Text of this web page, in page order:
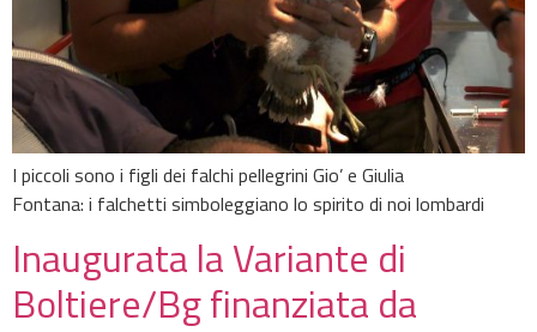
I piccoli sono i figli dei falchi pellegrini Gio’ e Giulia
Fontana: i falchetti simboleggiano lo spirito di noi lombardi
Inaugurata la Variante di
Boltiere/Bg finanziata da